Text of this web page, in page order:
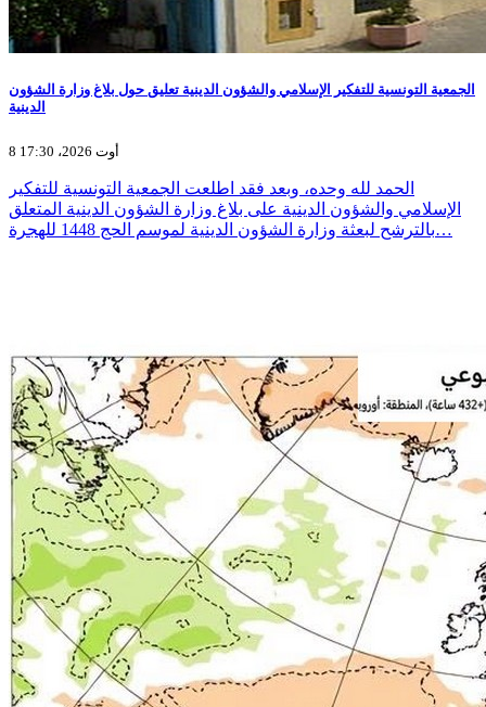
الجمعية التونسية للتفكير الإسلامي والشؤون الدينية تعليق حول بلاغ وزارة الشؤون
الدينية
8 أوت 2026، 17:30
الحمد لله وحده، وبعد فقد اطلعت الجمعية التونسية للتفكير
الإسلامي والشؤون الدينية على بلاغ وزارة الشؤون الدينية المتعلق
بالترشح لبعثة وزارة الشؤون الدينية لموسم الحج 1448 للهجرة…